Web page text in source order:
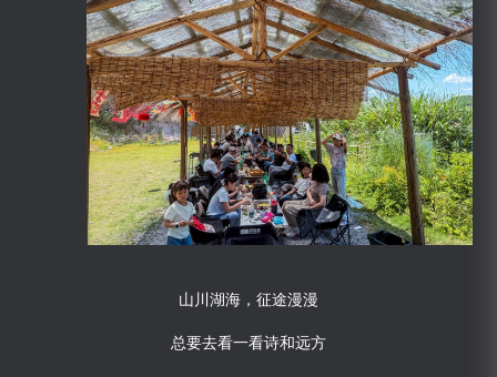
山川湖海，征途漫漫
总要去看一看诗和远方